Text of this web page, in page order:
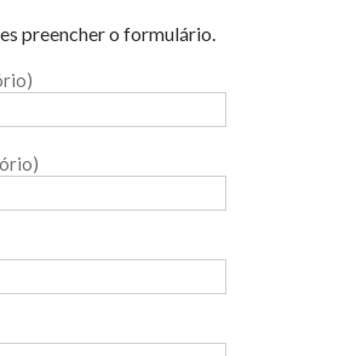
preencher o formulário.